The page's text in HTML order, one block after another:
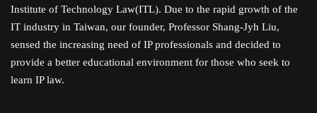
Institute of Technology Law(ITL). Due to the rapid growth of the
IT industry in Taiwan, our founder, Professor Shang-Jyh Liu,
sensed the increasing need of IP professionals and decided to
provide a better educational environment for those who seek to
learn IP law.